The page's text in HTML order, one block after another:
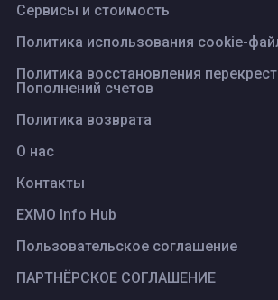
Сервисы и стоимость
Политика использования cookie-
Политика восстановления
Пополнений счетов
Политика возврата
О нас
Контакты
EXMO Info Hub
Пользовательское соглашение
ПАРТНЁРСКОЕ СОГЛАШЕНИЕ